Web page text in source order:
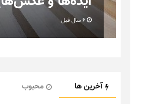
آخرین ها محبوب